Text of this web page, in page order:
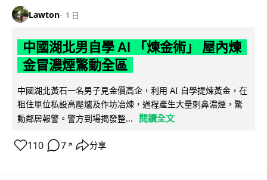
Lawton 1 日
中國湖北男自學 AI 「煉金術」 屋內煉
金冒濃煙驚動全區
中國湖北黃石一名男子見金價高企，利用 AI 自學提煉黃金，在
租住單位私設高壓爐及作坊冶煉，過程產生大量刺鼻濃煙，驚
動鄰居報警。警方到場揭發整...
閱讀全文
110 7 ↗ 分享